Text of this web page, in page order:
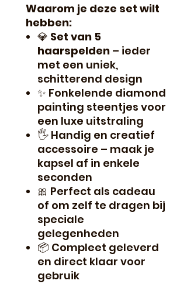
Waarom je deze set wilt
hebben:
💎 Set van 5
haarspelden – ieder
met een uniek,
schitterend design
✨ Fonkelende diamond
painting steentjes voor
een luxe uitstraling
🖐️ Handig en creatief
accessoire – maak je
kapsel af in enkele
seconden
🎀 Perfect als cadeau
of om zelf te dragen bij
speciale
gelegenheden
📦 Compleet geleverd
en direct klaar voor
gebruik